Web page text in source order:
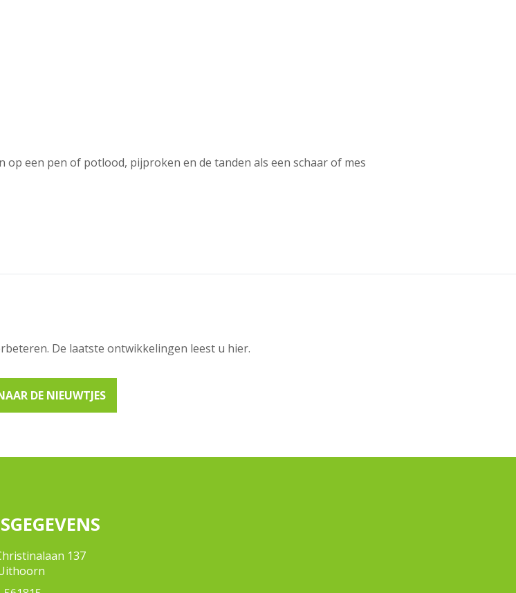
een pen of potlood, pijproken en de tanden als een schaar of mes
De laatste ontwikkelingen leest u hier.
DE NIEUWTJES
137